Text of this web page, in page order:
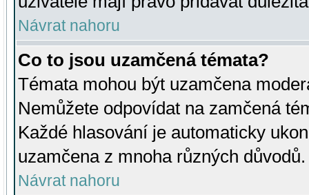
Návrat nahoru
Co to jsou uzamčená témata?
Témata mohou být uzamčena
Nemůžete odpovídat na zamčená
Každé hlasování je automaticky
uzamčena z mnoha různých důvodů.
Návrat nahoru